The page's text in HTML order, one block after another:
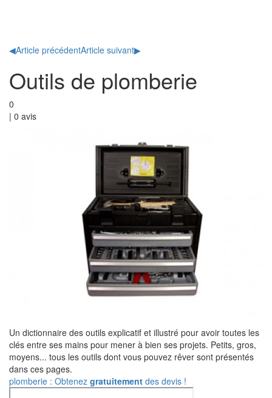
◀Article précédentArticle suivant▶
Outils de plomberie
0
| 0 avis
Un dictionnaire des outils explicatif et illustré pour avoir toutes les
clés entre ses mains pour mener à bien ses projets. Petits, gros,
moyens... tous les outils dont vous pouvez rêver sont présentés
dans ces pages.
plomberie : Obtenez gratuitement des devis !